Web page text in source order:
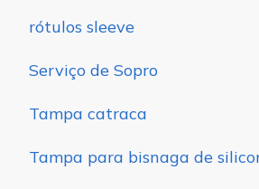
rótulos sleeve
Serviço de Sopro
Tampa catraca
Tampa para bisnaga de